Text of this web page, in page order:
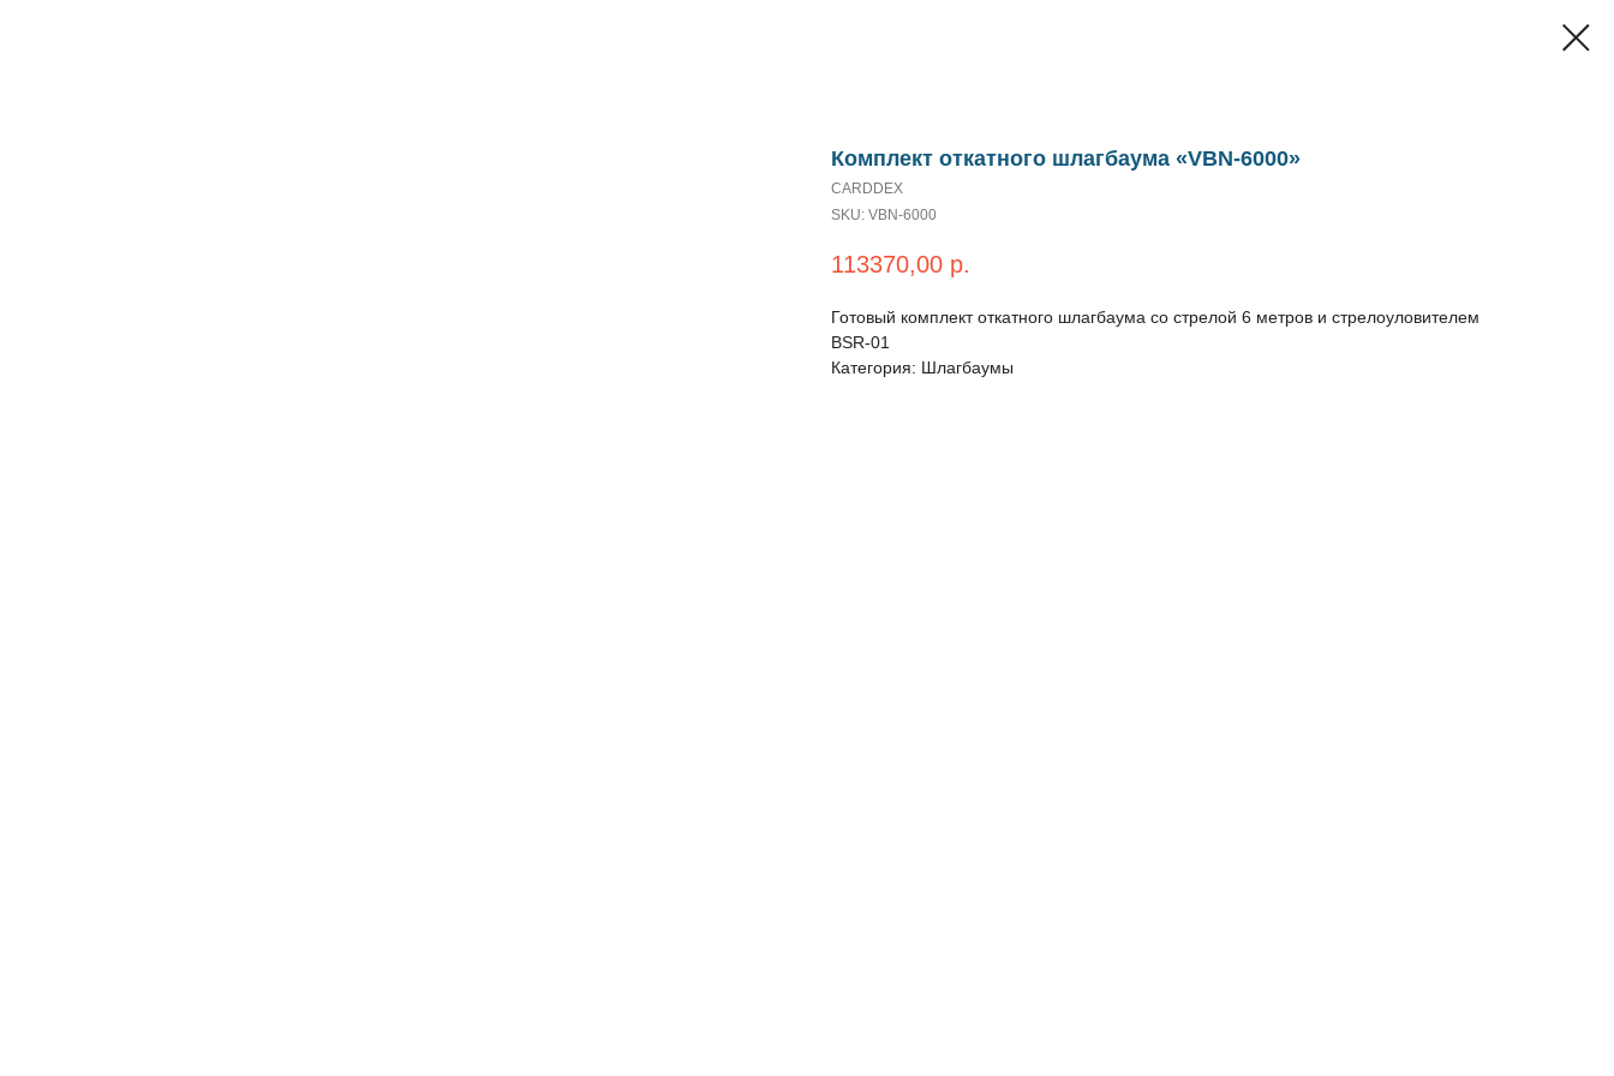
Комплект откатного шлагбаума «VBN-6000»
CARDDEX
SKU: VBN-6000
113370,00 р.
Готовый комплект откатного шлагбаума со стрелой 6 метров и стрелоуловителем
BSR-01
Категория: Шлагбаумы